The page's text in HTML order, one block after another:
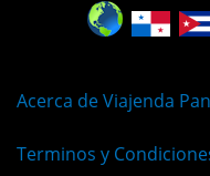
Acerca de Viajenda
Terminos y